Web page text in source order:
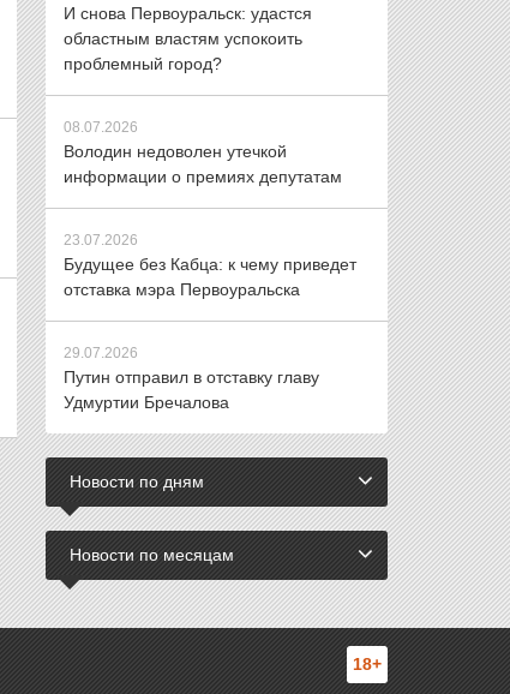
И снова Первоуральск: удастся
областным властям успокоить
проблемный город?
08.07.2026
Володин недоволен утечкой
информации о премиях депутатам
23.07.2026
Будущее без Кабца: к чему приведет
отставка мэра Первоуральска
29.07.2026
Путин отправил в отставку главу
Удмуртии Бречалова
Новости по дням
Новости по месяцам
18+